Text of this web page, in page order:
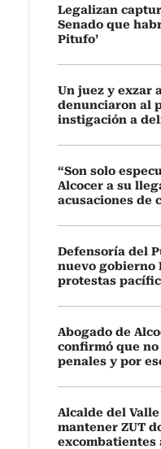
Legalizan
Senado que
Pitufo’
Un juez y exzar
denunciaron al
instigación a
“Son solo
Alcocer a su
acusaciones de
Defensoría del
nuevo gobierno
protestas
Abogado de
confirmó que
penales y por
Alcalde del
mantener ZUT
excombatientes